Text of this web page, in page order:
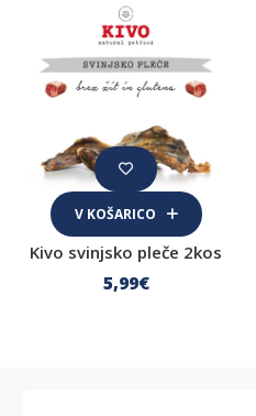
V KOŠARICO
Kivo svinjsko pleče 2kos
5,99€